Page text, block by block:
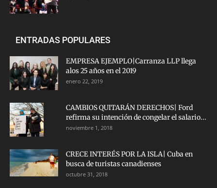
ENTRADAS POPULARES
EMPRESA EJEMPLO|Carranza LLP llega
alos 25 años en el 2019
enero 22, 2019
CAMBIOS QUITARÁN DERECHOS| Ford
refirma su intención de congelar el salario...
noviembre 1, 2018
CRECE INTERÉS POR LA ISLA| Cuba en
busca de turistas canadienses
octubre 31, 2018